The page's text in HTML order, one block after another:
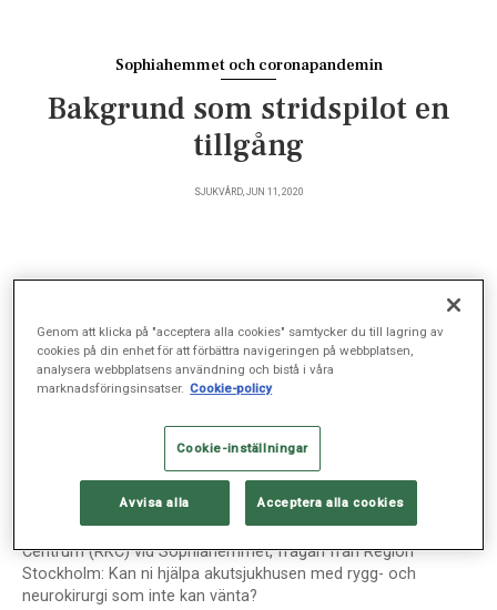
Sophiahemmet och coronapandemin
Bakgrund som stridspilot en
tillgång
SJUKVÅRD, JUN 11, 2020
Omställningen under coronakrisen har gjort att
Ryggkirurgiskt Centrum vid Sophiahemmet nu
avlastar akutsjukhusen med rygg- och neurokirurgi.
För verksamhetschef Per Svedmark innebär det
Vården av coronapatienter har gjort att akutsjukhusen tvingats
kraftigt dra ner på övrig verksamhet. I mitten av mars fick
därför Per Svedmark, verksamhetschef på Ryggkirurgiskt
Centrum (RKC) vid Sophiahemmet, frågan från Region
Stockholm: Kan ni hjälpa akutsjukhusen med rygg- och
neurokirurgi som inte kan vänta?
Genom att klicka på "acceptera alla cookies" samtycker du till lagring av
cookies på din enhet för att förbättra navigeringen på webbplatsen,
analysera webbplatsens användning och bistå i våra
marknadsföringsinsatser. Cookie-policy
Cookie-inställningar
Avvisa alla Acceptera alla cookies